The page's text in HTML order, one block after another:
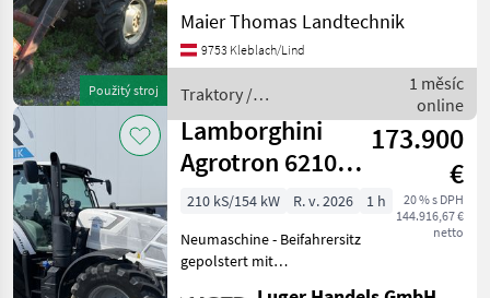
Použitý stroj
ist ein robustes und
zuverlässiges Modell, das
im Jahr 1987 hergestellt
von 63 PS ist diese
Maier Thomas Landtechnik
9753 Kleblach/Lind
Traktory /
Lamborghini
1 měsíc
online
Lamborghini
Agrotron 6210
TTV
173.900
€
20 % s DPH
144.916,67 €
netto
210 kS/154 kW R. v. 2026
1 h
Neumaschine - Beifahrersitz
gepolstert mit